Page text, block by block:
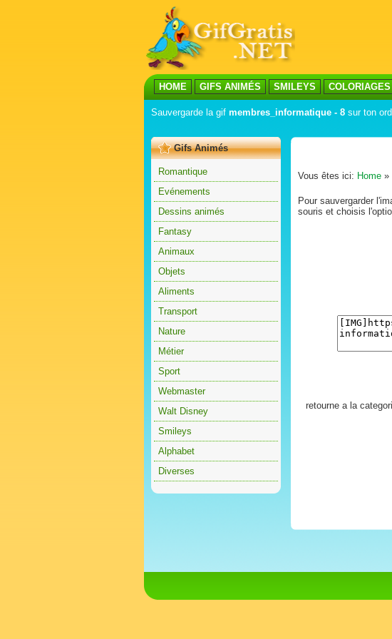
HOME GIFS ANIMÉS SMILEYS COLORIAGES
Sauvergarde la gif membres_informatique - 8 sur ton
Gifs Animés
Romantique
Evénements
Dessins animés
Fantasy
Animaux
Objets
Aliments
Transport
Nature
Métier
Sport
Webmaster
Walt Disney
Smileys
Alphabet
Diverses
Vous êtes ici: Home »
Pour sauvergarder
souris et choisis
retourne a la